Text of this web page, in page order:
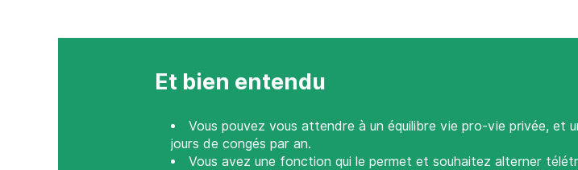
Et bien entendu
Vous pouvez vous attendre à un équilibre vie pro-vie privée, et
jours de congés par an.
Vous avez une fonction qui le permet et souhaitez alterner